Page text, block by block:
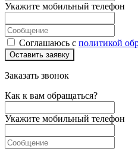
Укажите мобильный телефон
Соглашаюсь с политикой
Оставить заявку
Заказать звонок
Как к вам обращаться?
Укажите мобильный телефон